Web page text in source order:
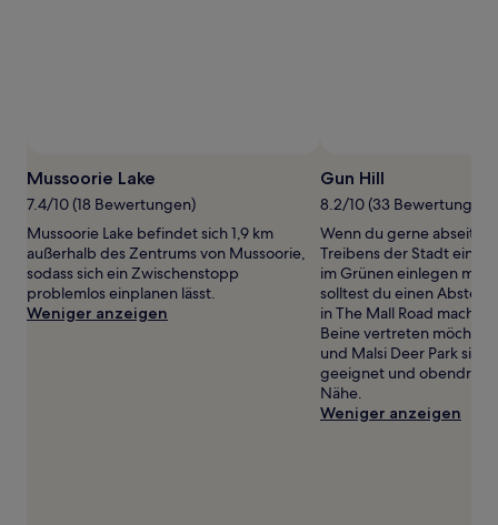
zusätzliche
Bedingungen
gelten.
Mussoorie Lake
7.4/10 (18 Bewertungen)
Mussoorie Lake befindet sich 1,9 km
außerhalb des Zentrums von Mussoorie,
sodass sich ein Zwischenstopp
problemlos einplanen lässt.
Weniger anzeigen
Gun Hill
8.2/10 (33 Bewertungen)
Wenn du gerne abseits
Treibens der Stadt eine
im Grünen einlegen
solltest du einen
in The Mall Road
Beine vertreten
und Malsi Deer Park
geeignet und obendrein
Nähe.
Weniger anzeigen